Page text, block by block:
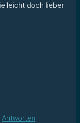
doch lieber
Antworten